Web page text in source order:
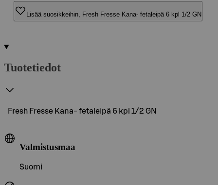
Lisää suosikkeihin, Fresh Fresse Kana- fetaleipä 6 kpl 1/2 GN
Tuotetiedot
Fresh Fresse Kana- fetaleipä 6 kpl 1/2 GN
Valmistusmaa
Suomi